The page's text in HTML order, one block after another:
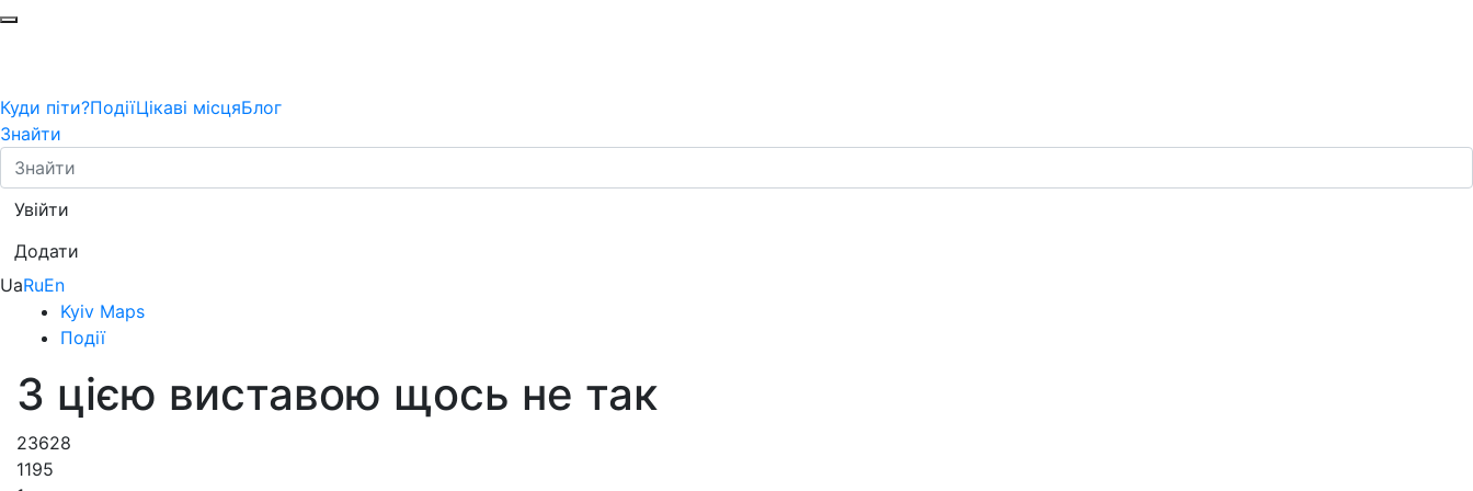
Куди піти?ПодіїЦікаві місцяБлог
Знайти
Увійти
Додати
UaRuEn
Kyiv Maps
Події
З цією виставою щось не так
23628
1195